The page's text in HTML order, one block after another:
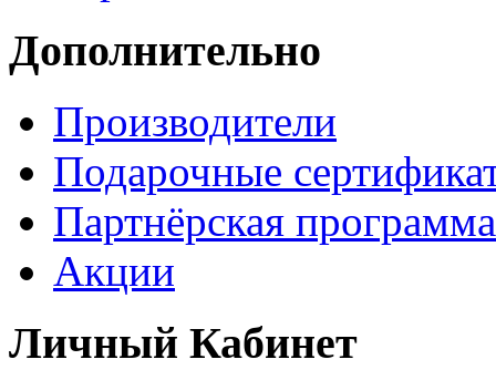
Дополнительно
Производители
Подарочные
Партнёрская программа
Акции
Личный Кабинет